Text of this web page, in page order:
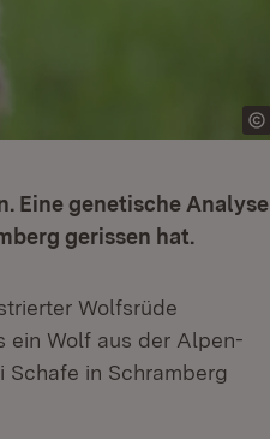
Eine genetische Analyse
gerissen hat.
Wolfsrüde
ein Wolf aus der Alpen-
Schafe in Schramberg